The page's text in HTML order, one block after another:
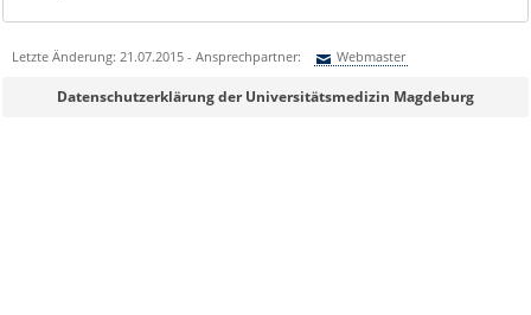
Letzte Änderung: 21.07.2015 - Ansprechpartner: Webmaster
Sie können eine Nachricht versenden an:Webmaster
Datenschutzerklärung der Universitätsmedizin Magdeburg